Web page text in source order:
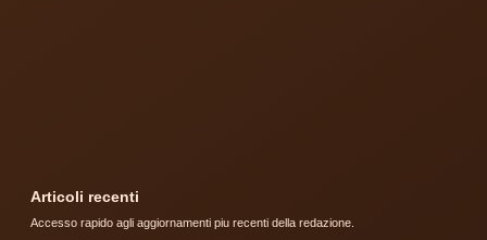
Articoli recenti
Accesso rapido agli aggiornamenti piu recenti della redazione.